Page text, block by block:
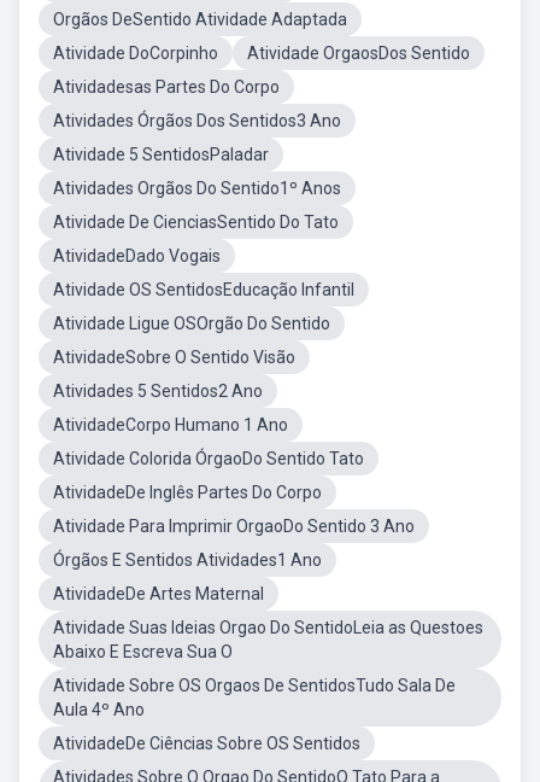
Orgãos DeSentido Atividade Adaptada
Atividade DoCorpinho
Atividade OrgaosDos Sentido
Atividadesas Partes Do Corpo
Atividades Órgãos Dos Sentidos3 Ano
Atividade 5 SentidosPaladar
Atividades Orgãos Do Sentido1º Anos
Atividade De CienciasSentido Do Tato
AtividadeDado Vogais
Atividade OS SentidosEducação Infantil
Atividade Ligue OSOrgão Do Sentido
AtividadeSobre O Sentido Visão
Atividades 5 Sentidos2 Ano
AtividadeCorpo Humano 1 Ano
Atividade Colorida ÓrgaoDo Sentido Tato
AtividadeDe Inglês Partes Do Corpo
Atividade Para Imprimir OrgaoDo Sentido 3 Ano
Órgãos E Sentidos Atividades1 Ano
AtividadeDe Artes Maternal
Atividade Suas Ideias Orgao Do SentidoLeia as Questoes
Abaixo E Escreva Sua O
Atividade Sobre OS Orgaos De SentidosTudo Sala De
Aula 4º Ano
AtividadeDe Ciências Sobre OS Sentidos
Atividades Sobre O Orgao Do SentidoO Tato Para a